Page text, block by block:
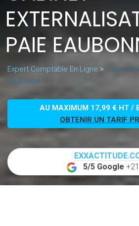
PAIE
Expert Comptable En Ligne > Cabinet
Eaubonne
AU MAXIMUM 17,99 € HT /
OBTENIR UN TARIF
5/5 Google